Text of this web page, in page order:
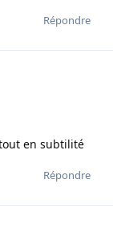
Répondre
en subtilité
Répondre